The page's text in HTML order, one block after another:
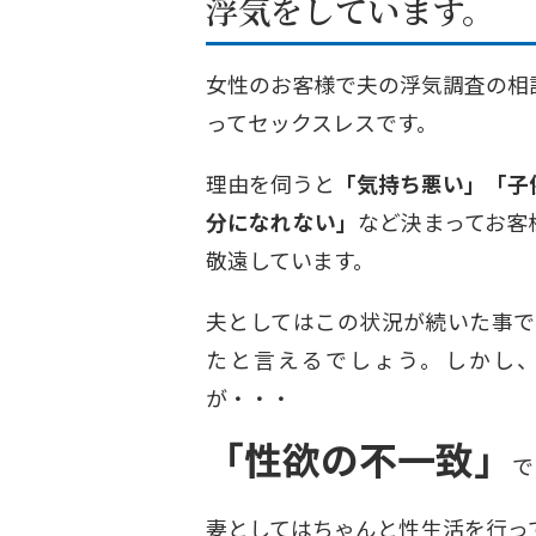
女性のお客様で夫の浮気調査の
ってセックスレスです。
理由を伺うと 「気持ち悪い」「
分になれない」 など決まってお
敬遠しています。
夫としてはこの状況が続いた事
たと言えるでしょう。しかし
が・・・
「性欲の不一致」
妻としてはちゃんと性生活を行